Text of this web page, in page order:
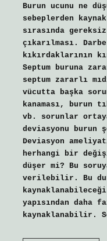
Burun ucunu ne
sebeplerden
sırasında
çıkarılması.
kıkırdaklarının
Septum buruna
septum zararlı
vücutta başka
kanaması, burun
vb. sorunlar
deviasyonu
Deviasyon
herhangi bir
düşer mi? Bu
verilebilir. Bu
yapısından daha
kaynaklanabilir.